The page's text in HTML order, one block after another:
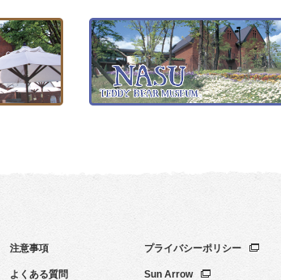
注意事項
よくある質問
プライバシーポリシー
Sun Arrow